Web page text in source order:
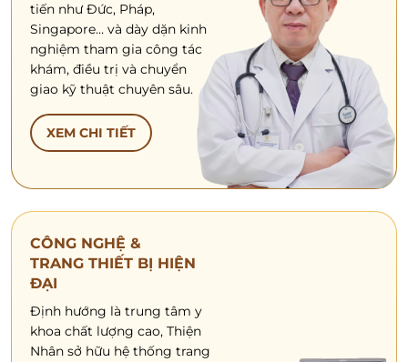
tiến như Đức, Pháp,
Singapore… và dày dặn kinh
nghiệm tham gia công tác
khám, điều trị và chuyển
giao kỹ thuật chuyên sâu.
XEM CHI TIẾT
CÔNG NGHỆ &
TRANG THIẾT BỊ HIỆN
ĐẠI
Định hướng là trung tâm y
khoa chất lượng cao, Thiện
Nhân sở hữu hệ thống trang